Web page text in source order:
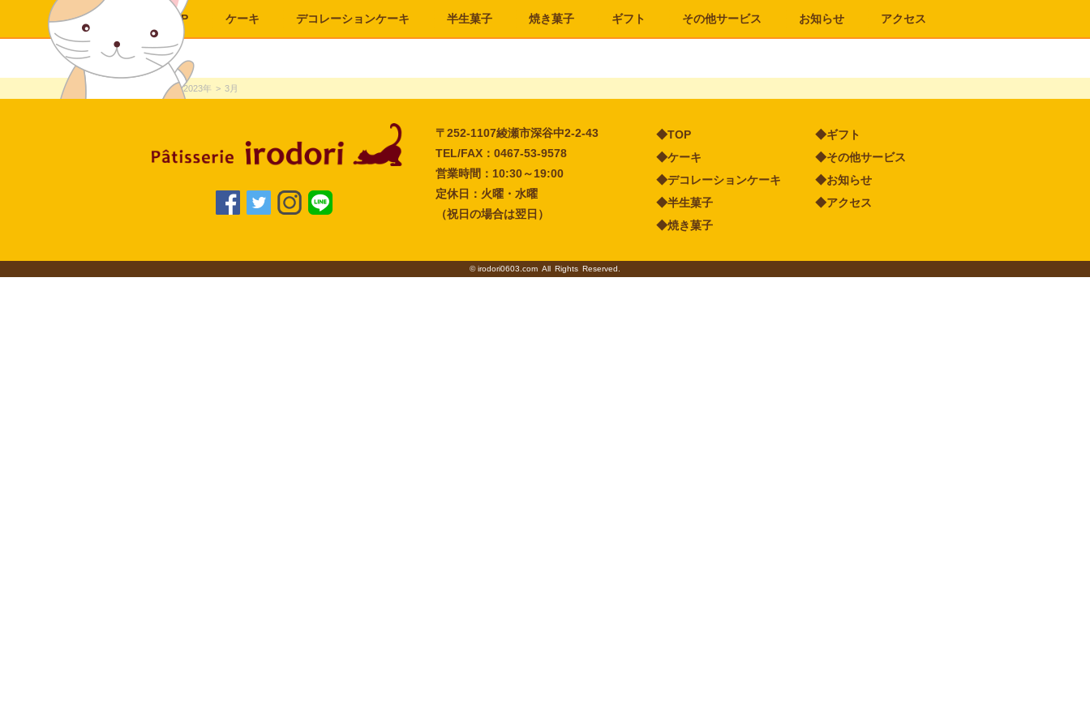
TOP ケーキ デコレーションケーキ 半生菓子 焼き菓子 ギフト その他サービス お知らせ アクセス
TOP > 2023年 > 3月
〒252-1107綾瀬市深谷中2-2-43
TEL/FAX：0467-53-9578
営業時間：10:30～19:00
定休日：火曜・水曜
（祝日の場合は翌日）
◆TOP
◆ケーキ
◆デコレーションケーキ
◆半生菓子
◆焼き菓子
◆ギフト
◆その他サービス
◆お知らせ
◆アクセス
©irodori0603.com All Rights Reserved.